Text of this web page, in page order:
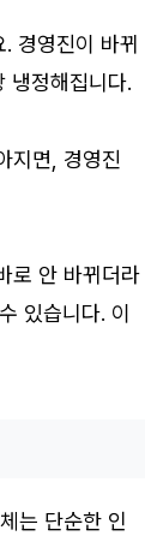
경영진이 바뀌
냉정해집니다.
지면, 경영진
로 안 바뀌더라
있습니다. 이
는 단순한 인